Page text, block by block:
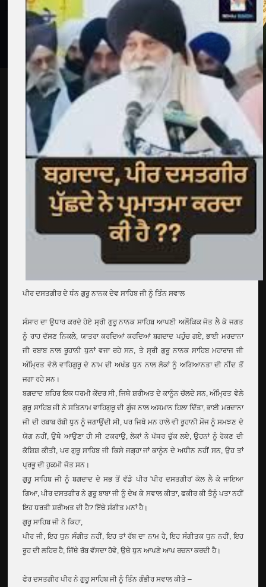
ਪੀਰ ਦਸਤਗੀਰ ਦੇ ਧੰਨ ਗੁਰੂ ਨਾਨਕ ਦੇਵ ਸਾਹਿਬ ਜੀ ਨੂੰ ਤਿੰਨ ਸਵਾਲ
ਸੰਸਾਰ ਦਾ ਉਧਾਰ ਕਰਦੇ ਹੋਏ ਸ੍ਰੀ ਗੁਰੂ ਨਾਨਕ ਸਾਹਿਬ ਆਪਣੀ ਅਲੌਕਿਕ ਜੋਤ ਲੈ ਕੇ ਜਗਤ
ਨੂੰ ਰਾਹ ਦੱਸਣ ਨਿਕਲੇ, ਯਾਤਰਾ ਕਰਦਿਆਂ ਕਰਦਿਆਂ ਬਗਦਾਦ ਪਹੁੰਚ ਗਏ, ਭਾਈ ਮਰਦਾਨਾ
ਜੀ ਰਬਾਬ ਨਾਲ ਰੂਹਾਨੀ ਧੁਨਾਂ ਵਜਾ ਰਹੇ ਸਨ, ਤੇ ਸ੍ਰੀ ਗੁਰੂ ਨਾਨਕ ਸਾਹਿਬ ਮਹਾਰਾਜ ਜੀ
ਅੰਮ੍ਰਿਤ ਵੇਲੇ ਵਾਹਿਗੁਰੂ ਦੇ ਨਾਮ ਦੀ ਅਖੰਡ ਧੁਨ ਨਾਲ ਲੋਕਾਂ ਨੂੰ ਅਗਿਆਨਤਾ ਦੀ ਨੀੰਦ ਤੋਂ
ਜਗਾ ਰਹੇ ਸਨ।
ਬਗਦਾਦ ਸ਼ਹਿਰ ਇਕ ਧਰਮੀ ਕੇਂਦਰ ਸੀ, ਜਿਥੇ ਸ਼ਰੀਅਤ ਦੇ ਕਾਨੂੰਨ ਚੱਲਦੇ ਸਨ, ਅੰਮ੍ਰਿਤ ਵੇਲੇ
ਗੁਰੂ ਸਾਹਿਬ ਜੀ ਨੇ ਸਤਿਨਾਮ ਵਾਹਿਗੁਰੂ ਦੀ ਗੂੰਜ ਨਾਲ ਅਸਮਾਨ ਹਿਲਾ ਦਿੱਤਾ, ਭਾਈ ਮਰਦਾਨਾ
ਜੀ ਦੀ ਰਬਾਬ ਰੱਬੀ ਧੁਨ ਨੂੰ ਜਗਾਉਂਦੀ ਸੀ, ਪਰ ਜਿਥੇ ਮਨ ਹਾਲੇ ਵੀ ਰੂਹਾਨੀ ਮੌਜ ਨੂੰ ਸਮਝਣ ਦੇ
ਯੋਗ ਨਹੀਂ, ਉਥੇ ਆਉਣਾ ਹੀ ਸੀ ਟਕਰਾਉ, ਲੋਕਾਂ ਨੇ ਪੱਥਰ ਚੁੱਕ ਲਏ, ਉਹਨਾਂ ਨੂੰ ਰੋਕਣ ਦੀ
ਕੋਸ਼ਿਸ਼ ਕੀਤੀ, ਪਰ ਗੁਰੂ ਸਾਹਿਬ ਜੀ ਕਿਸੇ ਜਗ੍ਹਾ ਜਾਂ ਕਾਨੂੰਨ ਦੇ ਅਧੀਨ ਨਹੀਂ ਸਨ, ਉਹ ਤਾਂ
ਪ੍ਰਭੂ ਦੀ ਹੁਕਮੀ ਜੋਤ ਸਨ।
ਗੁਰੂ ਸਾਹਿਬ ਜੀ ਨੂੰ ਬਗਦਾਦ ਦੇ ਸਭ ਤੋਂ ਵੱਡੇ ਪੀਰ 'ਪੀਰ ਦਸਤਗੀਰ' ਕੋਲ ਲੈ ਕੇ ਜਾਇਆ
ਗਿਆ, ਪੀਰ ਦਸਤਗੀਰ ਨੇ ਗੁਰੂ ਬਾਬਾ ਜੀ ਨੂੰ ਦੇਖ ਕੇ ਸਵਾਲ ਕੀਤਾ, ਫਕੀਰ ਕੀ ਤੈਨੂੰ ਪਤਾ ਨਹੀਂ
ਇਹ ਧਰਤੀ ਸ਼ਰੀਅਤ ਦੀ ਹੈ? ਇੱਥੇ ਸੰਗੀਤ ਮਨਾਂ ਹੈ।
ਗੁਰੂ ਸਾਹਿਬ ਜੀ ਨੇ ਕਿਹਾ,
ਪੀਰ ਜੀ, ਇਹ ਧੁਨ ਸੰਗੀਤ ਨਹੀਂ, ਇਹ ਤਾਂ ਰੱਬ ਦਾ ਨਾਮ ਹੈ, ਇਹ ਸੰਗੀਤਕ ਧੁਨ ਨਹੀਂ, ਇਹ
ਰੂਹ ਦੀ ਲਹਿਰ ਹੈ, ਜਿੱਥੇ ਰੱਬ ਵੱਸਦਾ ਹੋਵੇ, ਉਥੇ ਧੁਨ ਆਪਣੇ ਆਪ ਰਚਨਾ ਕਰਦੀ ਹੈ।
ਫੇਰ ਦਸਤਗੀਰ ਪੀਰ ਨੇ ਗੁਰੂ ਸਾਹਿਬ ਜੀ ਨੂੰ ਤਿੰਨ ਗੰਭੀਰ ਸਵਾਲ ਕੀਤੇ –